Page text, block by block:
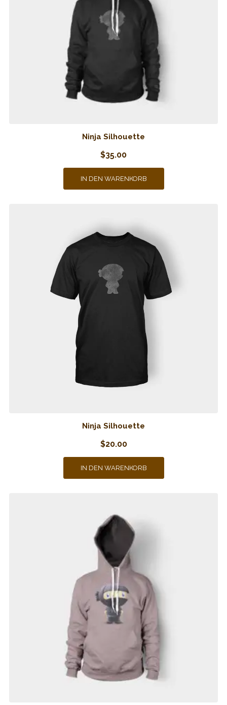
Ninja Silhouette
$35.00
IN DEN WARENKORB
Ninja Silhouette
$20.00
IN DEN WARENKORB